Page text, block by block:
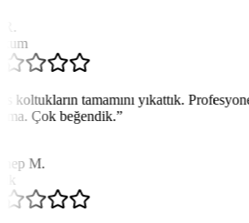
koltukların tamamını yıkattık.
Çok beğendik.”
M.